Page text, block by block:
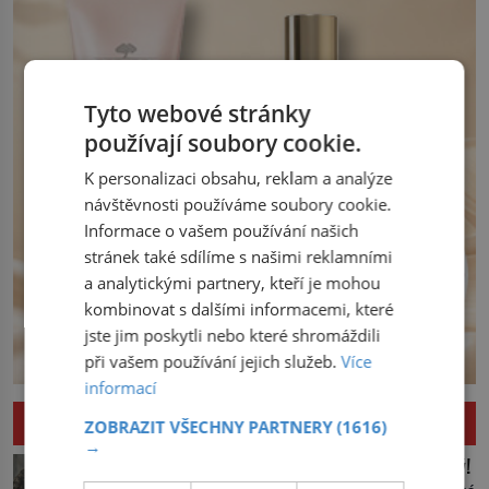
ZAJÍMAVOSTI
Upíří jelen: Seznamte se, kabar pižmový!
Tyto webové stránky
používají soubory cookie.
K personalizaci obsahu, reklam a analýze
návštěvnosti používáme soubory cookie.
Informace o vašem používání našich
stránek také sdílíme s našimi reklamními
a analytickými partnery, kteří je mohou
kombinovat s dalšími informacemi, které
jste jim poskytli nebo které shromáždili
při vašem používání jejich služeb.Více
informací
ZOBRAZIT VŠECHNY PARTNERY(1616)
→